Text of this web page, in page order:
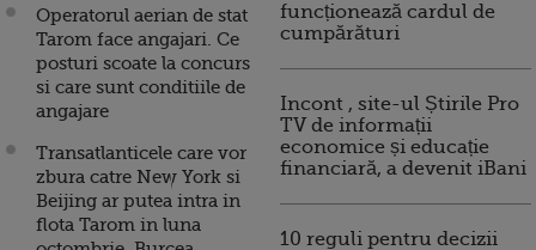
Operatorul aerian de stat
Tarom face angajari. Ce
posturi scoate la concurs
si care sunt conditiile de
angajare
Transatlanticele care vor
zbura catre New York si
Beijing ar putea intra in
flota Tarom in luna
funcționează cardul de
cumpărături
Incont , site-ul Știrile Pro
TV de informații
economice și educație
financiară, a devenit iBani
10 reguli pentru decizii